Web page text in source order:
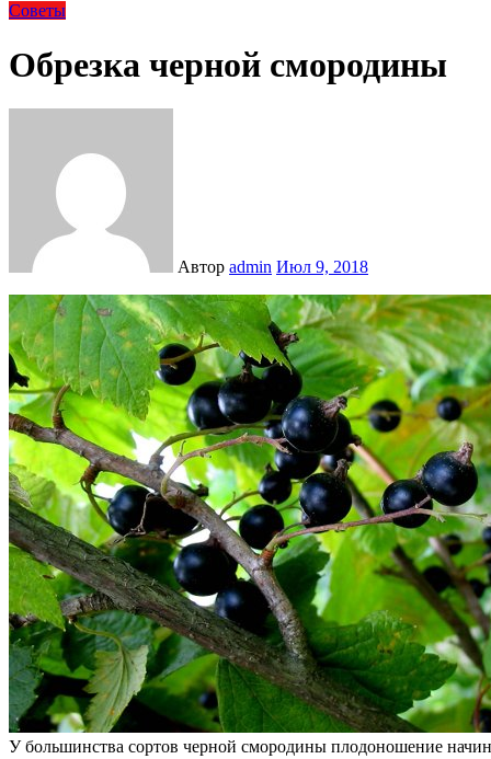
Советы
Обрезка черной смородины
Автор admin Июл 9, 2018
У большинства сортов черной смородины плодоношение